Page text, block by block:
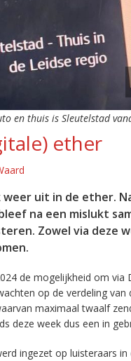
en thuis is Sleutelstad
ether
uit in de ether.
na een mislukt
Zowel via deze
de mogelijkheid om
op de verdeling van
maximaal twaalf
deze week dus een in
ingezet op luisteraars